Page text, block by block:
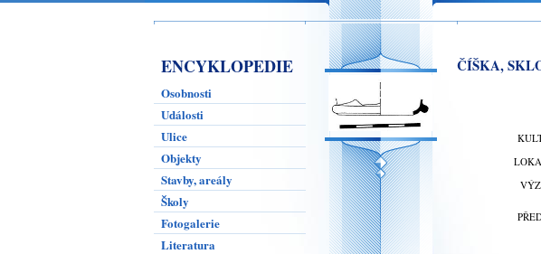
ENCYKLOPEDIE
Osobnosti
Události
Ulice
Objekty
Stavby, areály
Školy
Fotogalerie
Literatura
ČÍŠKA,